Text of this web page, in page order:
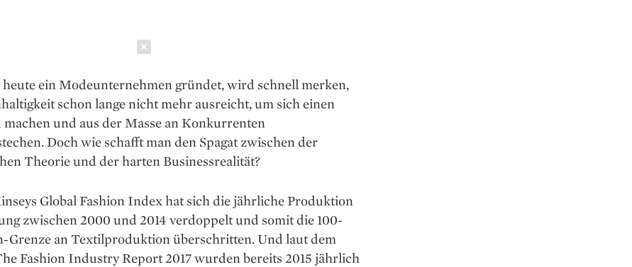
ein Modeunternehmen gründet, wird schnell merken,
schon lange nicht mehr ausreicht, um sich einen
machen und aus der Masse an Konkurrenten
Doch wie schafft man den Spagat zwischen der
Theorie und der harten Businessrealität?
Global Fashion Index hat sich die jährliche Produktion
zwischen 2000 und 2014 verdoppelt und somit die 100-
Grenze an Textilproduktion überschritten. Und laut dem
Fashion Industry Report 2017 wurden bereits 2015 jährlich